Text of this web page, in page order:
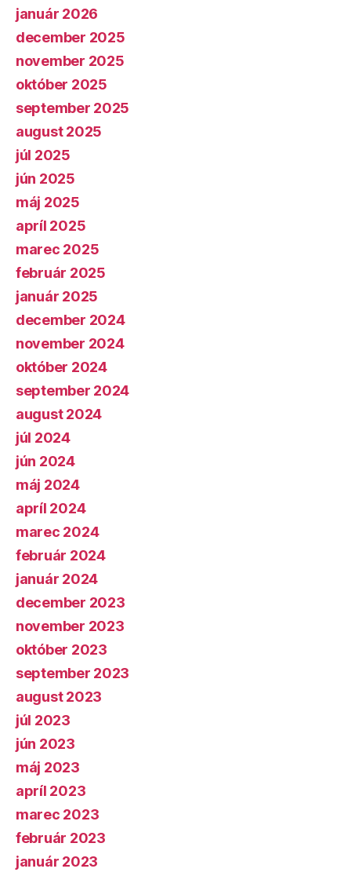
január 2026
december 2025
november 2025
október 2025
september 2025
august 2025
júl 2025
jún 2025
máj 2025
apríl 2025
marec 2025
február 2025
január 2025
december 2024
november 2024
október 2024
september 2024
august 2024
júl 2024
jún 2024
máj 2024
apríl 2024
marec 2024
február 2024
január 2024
december 2023
november 2023
október 2023
september 2023
august 2023
júl 2023
jún 2023
máj 2023
apríl 2023
marec 2023
február 2023
január 2023